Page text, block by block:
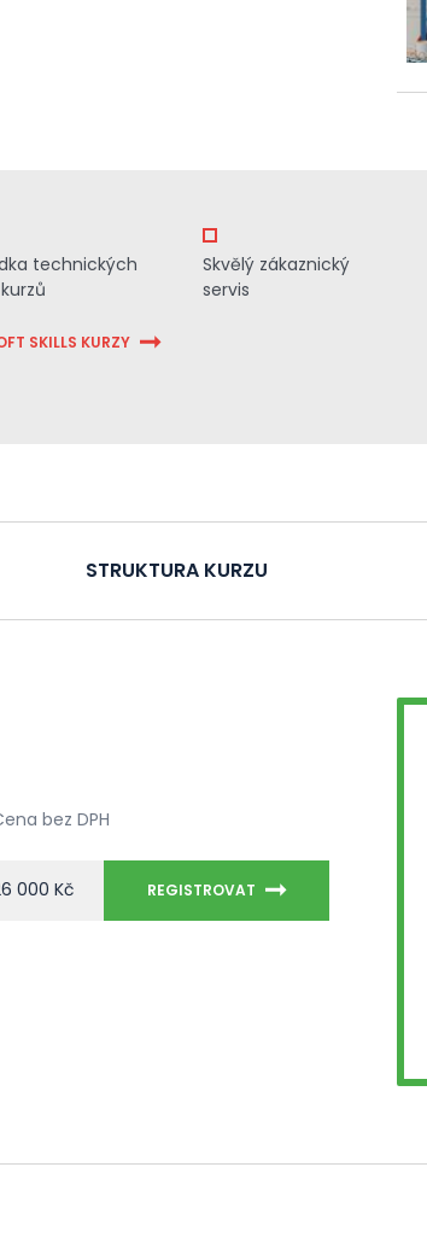
technických
SKILLS KURZY
Skvělý zákaznický
servis
STRUKTURA KURZU
bez DPH
000 Kč REGISTROVAT